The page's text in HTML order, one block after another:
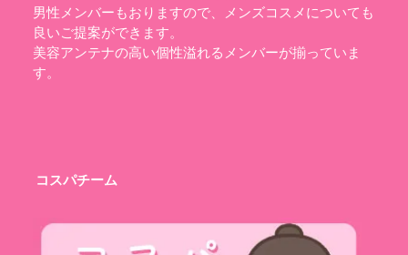
男性メンバーもおりますので、メンズコスメについても
良いご提案ができます。
美容アンテナの高い個性溢れるメンバーが揃っていま
す。
コスパチーム